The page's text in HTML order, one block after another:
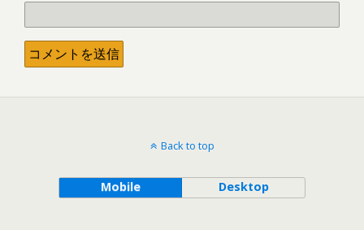
Back to top
Mobile Desktop